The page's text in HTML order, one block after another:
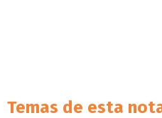
Temas de esta